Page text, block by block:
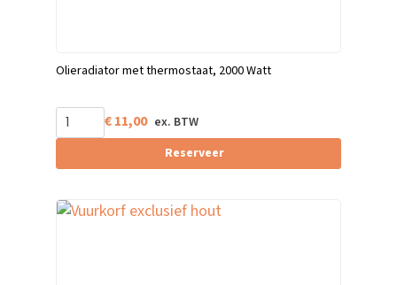
Olieradiator met thermostaat, 2000 Watt
€11,00
Reserveer